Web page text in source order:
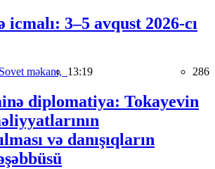
icmalı: 3–5 avqust 2026-cı
məkanı, 13:19 286
diplomatiya: Tokayevin
və danışıqların